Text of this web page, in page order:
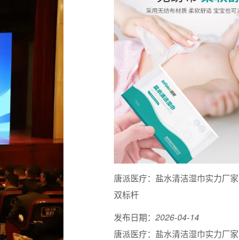
唐派医疗：盐水清洁湿巾实力厂
双标杆
发布日期： 2026-04-14
唐派医疗：盐水清洁湿巾实力厂